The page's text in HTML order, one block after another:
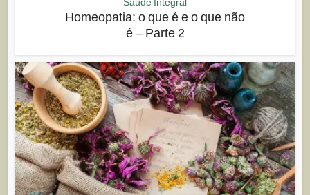
Homeopatia: o que é e o que não
é – Parte 2